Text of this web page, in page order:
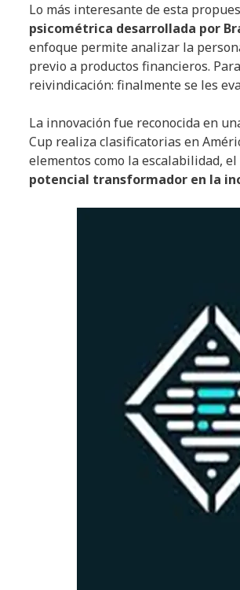
Lo más interesante de esta
psicométrica desarrollada por
enfoque permite analizar la
previo a productos financieros.
reivindicación: finalmente se les
La innovación fue reconocida en
Cup realiza clasificatorias en
elementos como la escalabilidad,
potencial transformador en la